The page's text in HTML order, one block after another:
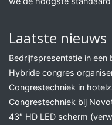
Laatste nieuws
Bedrijfspresentatie in een
Hybride congres
Congrestechniek in
Congrestechniek bij
43″ HD LED scherm